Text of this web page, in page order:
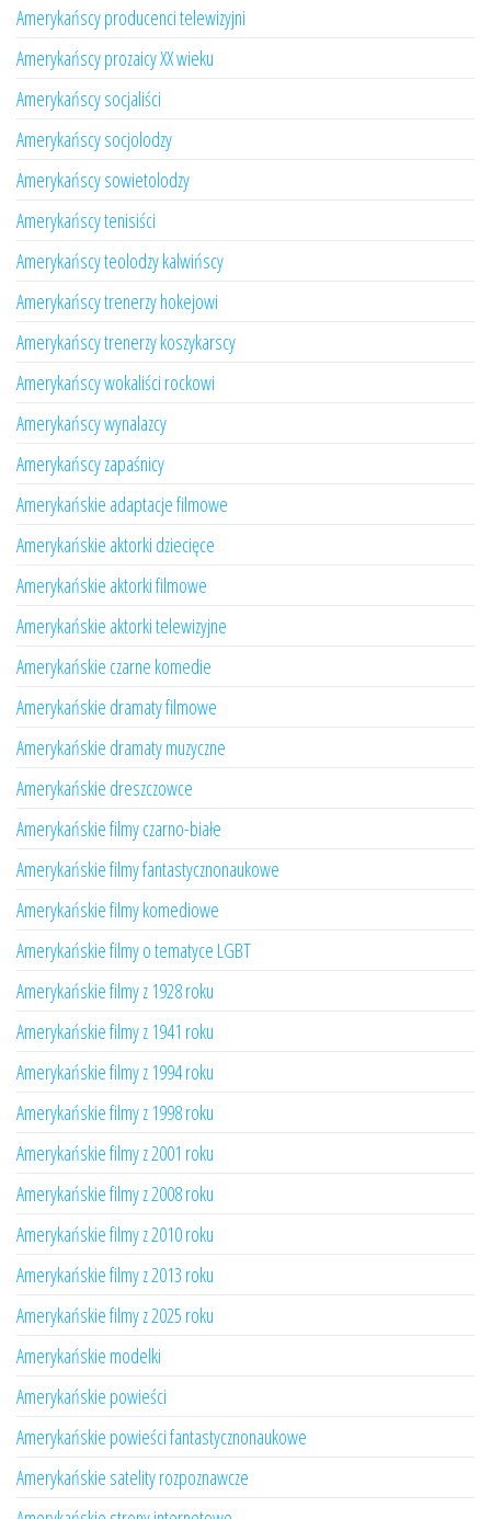
Amerykańscy producenci telewizyjni
Amerykańscy prozaicy XX wieku
Amerykańscy socjaliści
Amerykańscy socjolodzy
Amerykańscy sowietolodzy
Amerykańscy tenisiści
Amerykańscy teolodzy kalwińscy
Amerykańscy trenerzy hokejowi
Amerykańscy trenerzy koszykarscy
Amerykańscy wokaliści rockowi
Amerykańscy wynalazcy
Amerykańscy zapaśnicy
Amerykańskie adaptacje filmowe
Amerykańskie aktorki dziecięce
Amerykańskie aktorki filmowe
Amerykańskie aktorki telewizyjne
Amerykańskie czarne komedie
Amerykańskie dramaty filmowe
Amerykańskie dramaty muzyczne
Amerykańskie dreszczowce
Amerykańskie filmy czarno-białe
Amerykańskie filmy fantastycznonaukowe
Amerykańskie filmy komediowe
Amerykańskie filmy o tematyce LGBT
Amerykańskie filmy z 1928 roku
Amerykańskie filmy z 1941 roku
Amerykańskie filmy z 1994 roku
Amerykańskie filmy z 1998 roku
Amerykańskie filmy z 2001 roku
Amerykańskie filmy z 2008 roku
Amerykańskie filmy z 2010 roku
Amerykańskie filmy z 2013 roku
Amerykańskie filmy z 2025 roku
Amerykańskie modelki
Amerykańskie powieści
Amerykańskie powieści fantastycznonaukowe
Amerykańskie satelity rozpoznawcze